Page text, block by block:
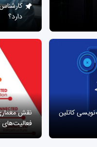
دارد؟
کاتلین
نقش